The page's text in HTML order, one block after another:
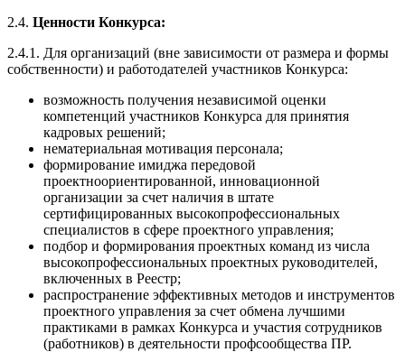
2.4. Ценности Конкурса:
2.4.1. Для организаций (вне зависимости от размера и формы
собственности) и работодателей участников Конкурса:
возможность получения независимой оценки
компетенций участников Конкурса для принятия
кадровых решений;
нематериальная мотивация персонала;
формирование имиджа передовой
проектноориентированной, инновационной
организации за счет наличия в штате
сертифицированных высокопрофессиональных
специалистов в сфере проектного управления;
подбор и формирования проектных команд из числа
высокопрофессиональных проектных руководителей,
включенных в Реестр;
распространение эффективных методов и инструментов
проектного управления за счет обмена лучшими
практиками в рамках Конкурса и участия сотрудников
(работников) в деятельности профсообщества ПР.